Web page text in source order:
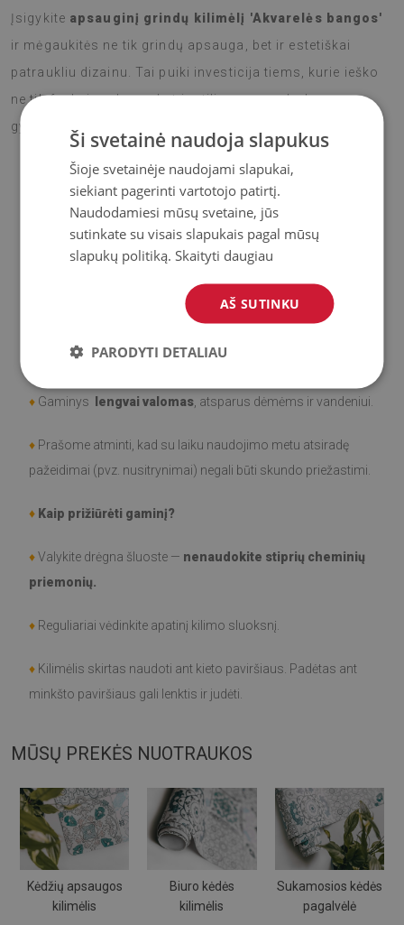
Įsigykite apsauginį grindų kilimėlį 'Akvarelės bangos'
ir mėgaukitės ne tik grindų apsauga, bet ir estetiškai
patraukliu dizainu. Tai puiki investicija tiems, kurie ieško
ne tik funkcionalumo, bet ir stiliaus savo darbo ar
gyvenamojoje erdvėje.
: Vinilas padengtas PES tinkleliu.
Didelis atsparumas spalvos pasikeitimui ir
Kilimainėra neslidūs;
♦ Gaminys lengvai valomas , atsparus dėmėms ir vandeniui.
♦ Prašome atminti, kad su laiku naudojimo metu atsiradę
pažeidimai (pvz. nusitrynimai) negali būti skundo priežastimi.
♦ Kaip prižiūrėti gaminį?
♦Valykite drėgna šluoste — nenaudokite stiprių cheminių
priemonių.
♦ Reguliariai vėdinkite apatinį kilimo sluoksnį.
♦ Kilimėlis skirtas naudoti ant kieto paviršiaus. Padėtas ant
minkšto paviršiaus gali lenktis ir judėti.
MŪSŲ PREKĖS NUOTRAUKOS
Kėdžių apsaugos
kilimėlis
Biuro kėdės
kilimėlis
Sukamosios kėdės
pagalvėlė
Ši svetainė naudoja slapukus
Šioje svetainėje naudojami slapukai,
siekiant pagerinti vartotojo patirtį.
Naudodamiesi mūsų svetaine, jūs
sutinkate su visais slapukais pagal mūsų
slapukų politiką.Skaityti daugiau
AŠ SUTINKU
PARODYTI DETALIAU